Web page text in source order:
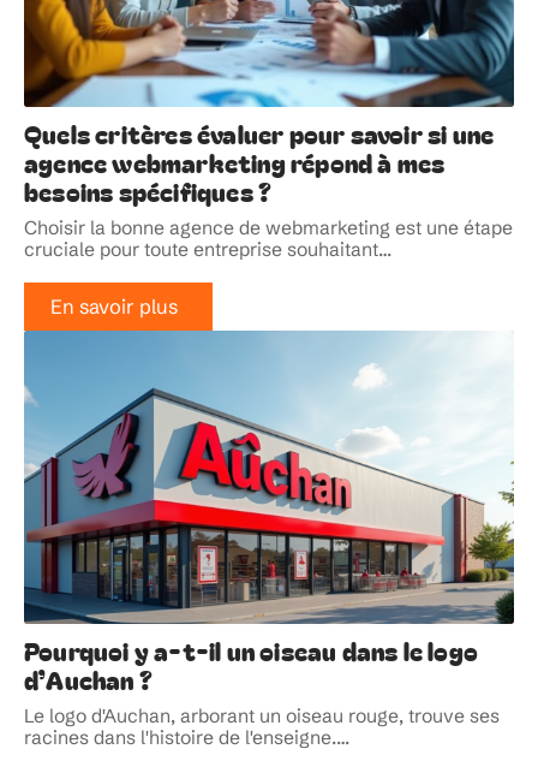
Quels critères évaluer pour savoir si une
agence webmarketing répond à mes
besoins spécifiques ?
Choisir la bonne agence de webmarketing est une étape
cruciale pour toute entreprise souhaitant…
En savoir plus
Pourquoi y a-t-il un oiseau dans le logo
d’Auchan ?
Le logo d'Auchan, arborant un oiseau rouge, trouve ses
racines dans l'histoire de l'enseigne.…